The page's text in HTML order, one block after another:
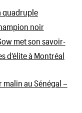
quadruple
noir
met son savoir-
d’élite à Montréal
malin au Sénégal –